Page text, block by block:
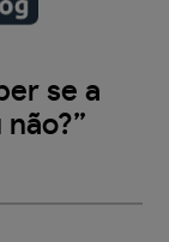
se a